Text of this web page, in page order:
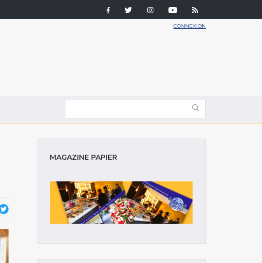
CONNEXION
MAGAZINE PAPIER